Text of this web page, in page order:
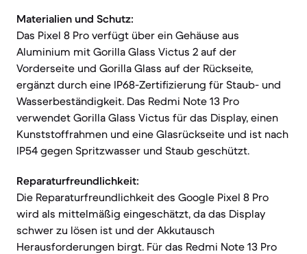
Materialien und Schutz:
Das Pixel 8 Pro verfügt über ein Gehäuse aus
Aluminium mit Gorilla Glass Victus 2 auf der
Vorderseite und Gorilla Glass auf der Rückseite,
ergänzt durch eine IP68-Zertifizierung für Staub- und
Wasserbeständigkeit. Das Redmi Note 13 Pro
verwendet Gorilla Glass Victus für das Display, einen
Kunststoffrahmen und eine Glasrückseite und ist nach
IP54 gegen Spritzwasser und Staub geschützt.
Reparaturfreundlichkeit:
Die Reparaturfreundlichkeit des Google Pixel 8 Pro
wird als mittelmäßig eingeschätzt, da das Display
schwer zu lösen ist und der Akkutausch
Herausforderungen birgt. Für das Redmi Note 13 Pro